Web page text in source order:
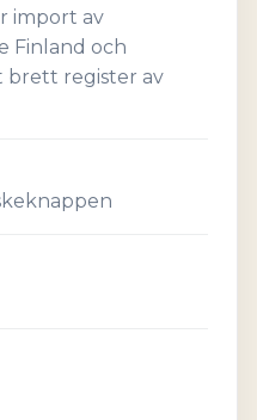
import av
Finland och
brett register av